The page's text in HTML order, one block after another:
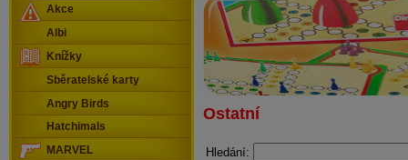
Ostatní
Hledání:
Akce
Albi
Knížky
Sběratelské karty
Angry Birds
Hatchimals
MARVEL